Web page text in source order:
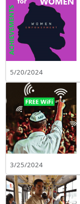
5/20/2024
3/25/2024